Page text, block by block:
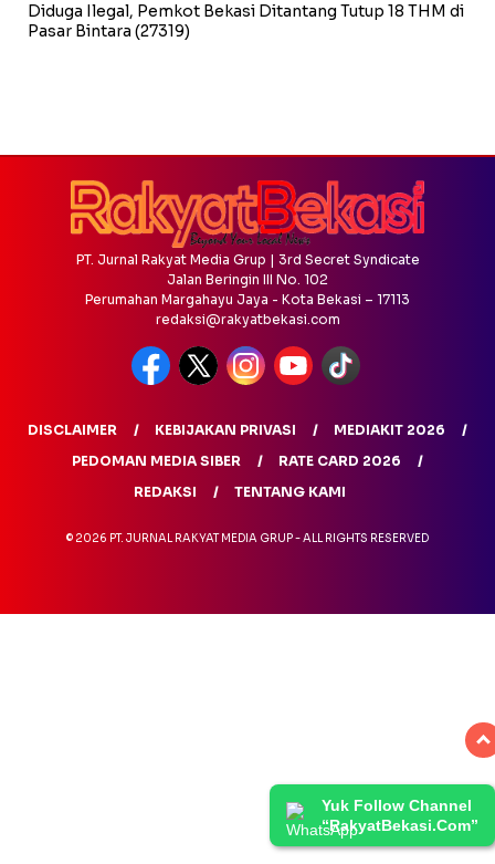
Diduga Ilegal, Pemkot Bekasi Ditantang Tutup 18 THM di
Pasar Bintara (27319)
Yuk Follow Channel
“RakyatBekasi.Com”
PT. Jurnal Rakyat Media Grup | 3rd Secret Syndicate
Jalan Beringin III No. 102
Perumahan Margahayu Jaya - Kota Bekasi – 17113
redaksi@rakyatbekasi.com
DISCLAIMER KEBIJAKAN PRIVASI
MEDIAKIT 2026
PEDOMAN MEDIA SIBER
RATE CARD 2026
REDAKSI
TENTANG KAMI
© 2026 PT. JURNAL RAKYAT MEDIA GRUP - ALL RIGHTS RESERVED